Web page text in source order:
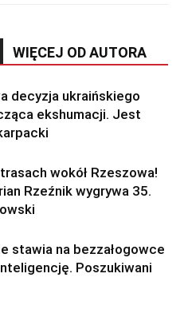
WIĘCEJ OD AUTORA
decyzja ukraińskiego
ekshumacji. Jest
wokół Rzeszowa!
Rzeźnik wygrywa 35.
stawia na bezzałogowce
Poszukiwani